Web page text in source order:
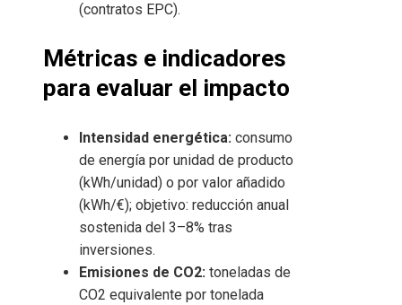
(contratos EPC).
Métricas e indicadores
para evaluar el impacto
Intensidad energética: consumo
de energía por unidad de producto
(kWh/unidad) o por valor añadido
(kWh/€); objetivo: reducción anual
sostenida del 3–8% tras
inversiones.
Emisiones de CO2: toneladas de
CO2 equivalente por tonelada